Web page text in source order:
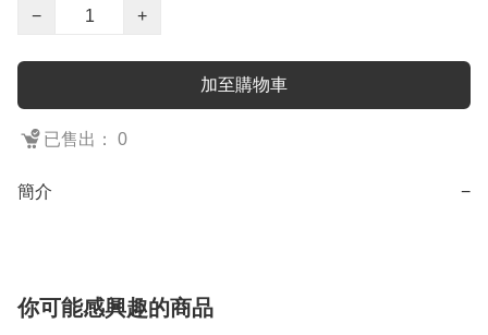
−
+
加至購物車
已售出： 0
簡介 −
你可能感興趣的商品